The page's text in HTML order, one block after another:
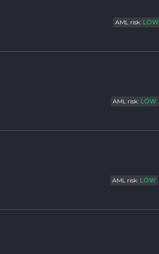
AML risk: LOW
AML risk: LOW
AML risk: LOW